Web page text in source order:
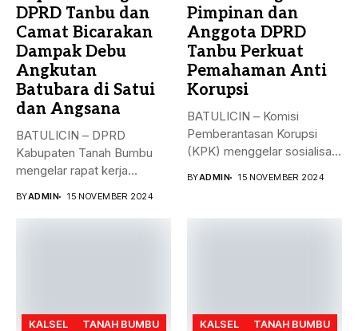
DPRD Tanbu dan
Camat Bicarakan
Dampak Debu
Angkutan
Batubara di Satui
dan Angsana
BATULICIN – DPRD
Kabupaten Tanah Bumbu
mengelar rapat kerja
BYADMIN 15 NOVEMBER 2024
Pimpinan dan
Anggota DPRD
Tanbu Perkuat
Pemahaman Anti
Korupsi
BATULICIN – Komisi
Pemberantasan Korupsi
(KPK) menggelar sosialisasi
BYADMIN 15 NOVEMBER 2024
KALSEL TANAH BUMBU KALSEL TANAH BUMBU